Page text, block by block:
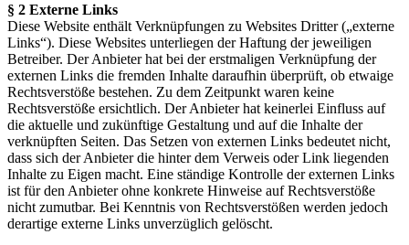
§ 2 Externe Links
Diese Website enthält Verknüpfungen zu Websites Dritter („externe
Links“). Diese Websites unterliegen der Haftung der jeweiligen
Betreiber. Der Anbieter hat bei der erstmaligen Verknüpfung der
externen Links die fremden Inhalte daraufhin überprüft, ob etwaige
Rechtsverstöße bestehen. Zu dem Zeitpunkt waren keine
Rechtsverstöße ersichtlich. Der Anbieter hat keinerlei Einfluss auf
die aktuelle und zukünftige Gestaltung und auf die Inhalte der
verknüpften Seiten. Das Setzen von externen Links bedeutet nicht,
dass sich der Anbieter die hinter dem Verweis oder Link liegenden
Inhalte zu Eigen macht. Eine ständige Kontrolle der externen Links
ist für den Anbieter ohne konkrete Hinweise auf Rechtsverstöße
nicht zumutbar. Bei Kenntnis von Rechtsverstößen werden jedoch
derartige externe Links unverzüglich gelöscht.